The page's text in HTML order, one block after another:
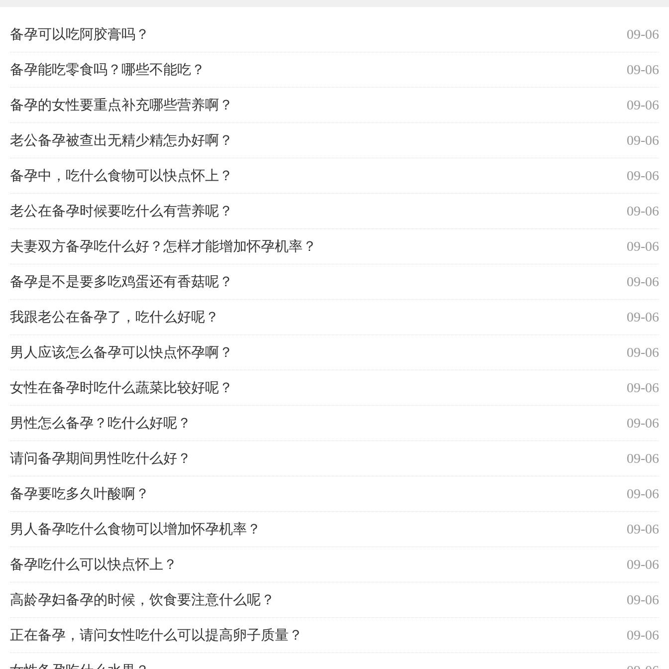
09-06
备孕可以吃阿胶膏吗？
09-06
备孕能吃零食吗？哪些不能吃？
09-06
备孕的女性要重点补充哪些营养啊？
09-06
老公备孕被查出无精少精怎办好啊？
09-06
备孕中，吃什么食物可以快点怀上？
09-06
老公在备孕时候要吃什么有营养呢？
09-06
夫妻双方备孕吃什么好？怎样才能增加怀孕机率？
09-06
备孕是不是要多吃鸡蛋还有香菇呢？
09-06
我跟老公在备孕了，吃什么好呢？
09-06
男人应该怎么备孕可以快点怀孕啊？
09-06
女性在备孕时吃什么蔬菜比较好呢？
09-06
男性怎么备孕？吃什么好呢？
09-06
请问备孕期间男性吃什么好？
09-06
备孕要吃多久叶酸啊？
09-06
男人备孕吃什么食物可以增加怀孕机率？
09-06
备孕吃什么可以快点怀上？
09-06
高龄孕妇备孕的时候，饮食要注意什么呢？
09-06
正在备孕，请问女性吃什么可以提高卵子质量？